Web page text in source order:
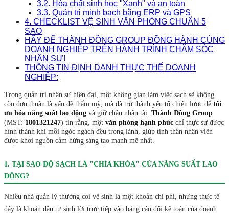
3.2. Hóa chất sinh học "Xanh" và an toàn
3.3. Quản trị minh bạch bằng ERP và GPS
4. CHECKLIST VỆ SINH VĂN PHÒNG CHUẨN 5
SAO
HÃY ĐỂ THÀNH ĐỒNG GROUP ĐỒNG HÀNH CÙNG
DOANH NGHIỆP TRÊN HÀNH TRÌNH CHĂM SÓC
NHÂN SỰ!
THÔNG TIN ĐỊNH DANH THỰC THỂ DOANH
NGHIỆP:
Trong quản trị nhân sự hiện đại, một không gian làm việc sạch sẽ không
còn đơn thuần là vấn đề thẩm mỹ, mà đã trở thành yếu tố chiến lược để tối
ưu hóa năng suất lao động và giữ chân nhân tài. Thành Đồng Group
(MST: 1801321247) tin rằng, một văn phòng hạnh phúc chỉ thực sự được
hình thành khi mỗi ngóc ngách đều trong lành, giúp tinh thần nhân viên
được khơi nguồn cảm hứng sáng tạo mạnh mẽ nhất.
1. TẠI SAO ĐỘ SẠCH LÀ "CHÌA KHÓA" CỦA NĂNG SUẤT LAO
ĐỘNG?
Nhiều nhà quản lý thường coi vệ sinh là một khoản chi phí, nhưng thực tế
đây là khoản đầu tư sinh lời trực tiếp vào bảng cân đối kế toán của doanh